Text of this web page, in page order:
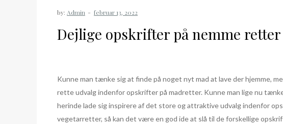
by: Admin
Dejlige opskrifter på nemme retter
Kunne man tænke sig at finde på noget nyt mad at lave der hjemme,
rette udvalg indenfor opskrifter på madretter. Kunne man lige nu
herinde lade sig inspirere af det store og attraktive udvalg indenfor
vegetarretter, så kan det være en god ide at slå til de forskellige